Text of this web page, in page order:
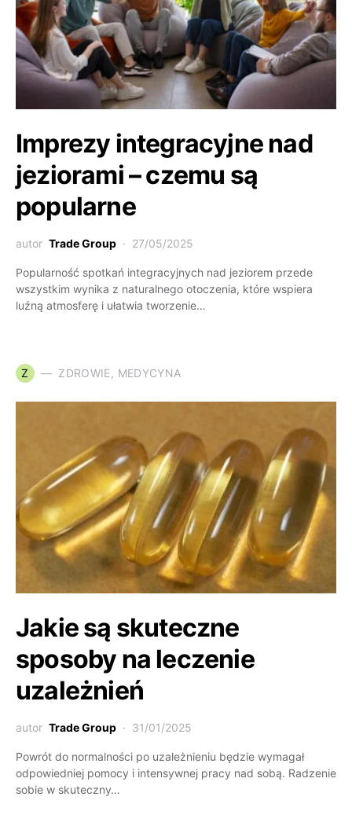
Imprezy integracyjne nad
jeziorami – czemu są
popularne
autor Trade Group 27/05/2025
Popularność spotkań integracyjnych nad jeziorem przede
wszystkim wynika z naturalnego otoczenia, które wspiera
luźną atmosferę i ułatwia tworzenie…
Z ZDROWIE, MEDYCYNA
Jakie są skuteczne
sposoby na leczenie
uzależnień
autor Trade Group 31/01/2025
Powrót do normalności po uzależnieniu będzie wymagał
odpowiedniej pomocy i intensywnej pracy nad sobą. Radzenie
sobie w skuteczny…